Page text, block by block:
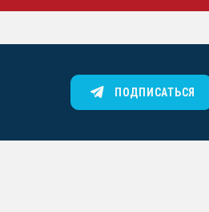
ПОДПИСАТЬСЯ